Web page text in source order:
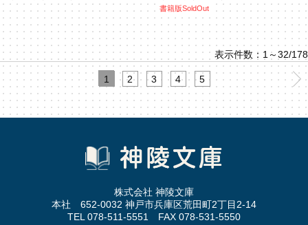
書籍版SoldOut
表示件数：1～32/178
1 2 3 4 5
株式会社 神陵文庫
本社 652-0032 神戸市兵庫区荒田町2丁目2-14
TEL 078-511-5551 FAX 078-531-5550